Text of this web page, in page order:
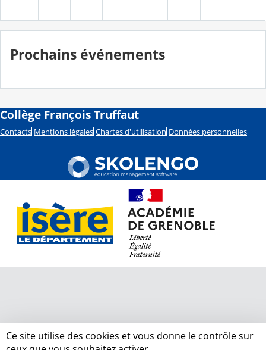
Prochains événements
Collège François Truffaut
Contacts Mentions légales Chartes d'utilisation Données personnelles
Ce site utilise des cookies et vous donne le contrôle sur